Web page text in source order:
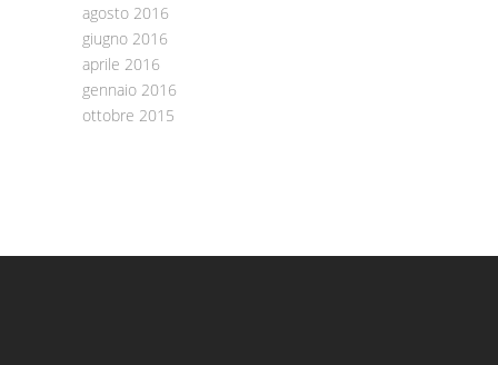
agosto 2016
giugno 2016
aprile 2016
gennaio 2016
ottobre 2015